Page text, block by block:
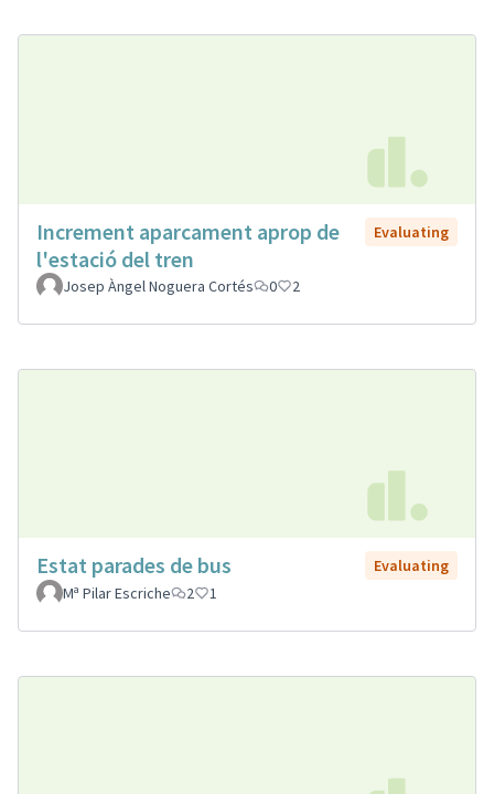
Increment aparcament aprop de
l'estació del tren
Evaluating
Josep Àngel Noguera Cortés 0 2
Estat parades de bus
Evaluating
Mª Pilar Escriche
2 1